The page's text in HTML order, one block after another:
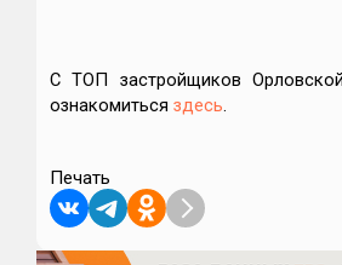
С ТОП застройщиков
ознакомиться здесь.
Печать